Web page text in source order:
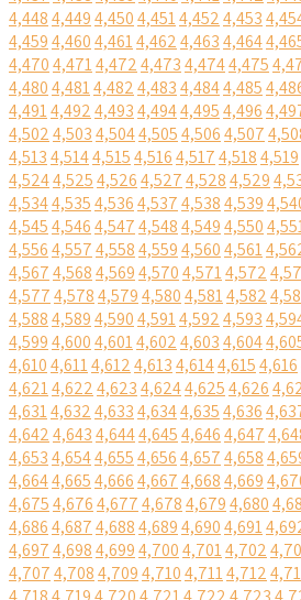
4,4484,4494,4504,4514,4524,453
4,4594,4604,4614,4624,4634,464
4,4704,4714,4724,4734,4744,475
4,4804,4814,4824,4834,4844,485
4,4914,4924,4934,4944,4954,496
4,5024,5034,5044,5054,5064,507
4,5134,5144,5154,5164,5174,5184,519
4,5244,5254,5264,5274,5284,529
4,5344,5354,5364,5374,5384,539
4,5454,5464,5474,5484,5494,550
4,5564,5574,5584,5594,5604,561
4,5674,5684,5694,5704,5714,572
4,5774,5784,5794,5804,5814,582
4,5884,5894,5904,5914,5924,593
4,5994,6004,6014,6024,6034,604
4,6104,6114,6124,6134,6144,6154,616
4,6214,6224,6234,6244,6254,626
4,6314,6324,6334,6344,6354,636
4,6424,6434,6444,6454,6464,647
4,6534,6544,6554,6564,6574,658
4,6644,6654,6664,6674,6684,669
4,6754,6764,6774,6784,6794,680
4,6864,6874,6884,6894,6904,691
4,6974,6984,6994,7004,7014,702
4,7074,7084,7094,7104,7114,712